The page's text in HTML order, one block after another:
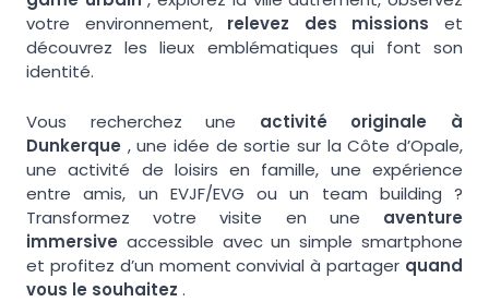
votre environnement, relevez des missions
et
découvrez les lieux emblématiques qui font son
identité.
Vous recherchez une activité originale à
Dunkerque , une idée de sortie sur la Côte d’Opale,
une activité de loisirs en famille, une expérience
entre amis, un EVJF/EVG ou un team building ?
Transformez votre visite en une aventure
immersive accessible avec un simple smartphone
et profitez d’un moment convivial à partager quand
vous le souhaitez .